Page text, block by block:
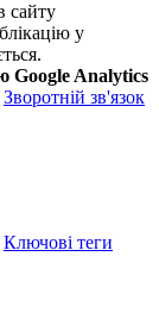
сайту
у
Google Analytics
Зворотній зв'язок
Ключові теги